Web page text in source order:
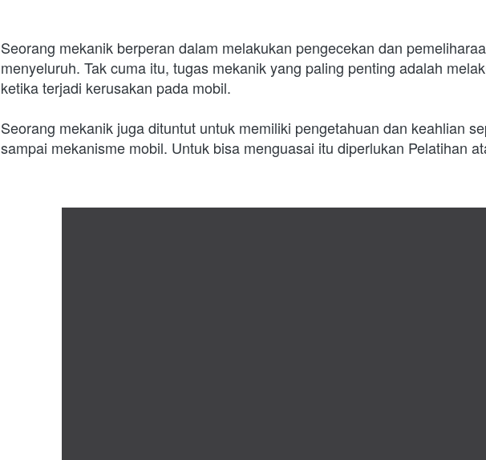
Seorang mekanik berperan dalam melakukan pengecekan dan
menyeluruh. Tak cuma itu, tugas mekanik yang paling penting adalah
ketika terjadi kerusakan pada mobil.
Seorang mekanik juga dituntut untuk memiliki pengetahuan dan keahlian
sampai mekanisme mobil. Untuk bisa menguasai itu diperlukan Pelatihan